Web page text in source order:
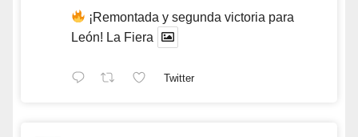
¡Remontada y segunda victoria para
León! La Fiera
Twitter